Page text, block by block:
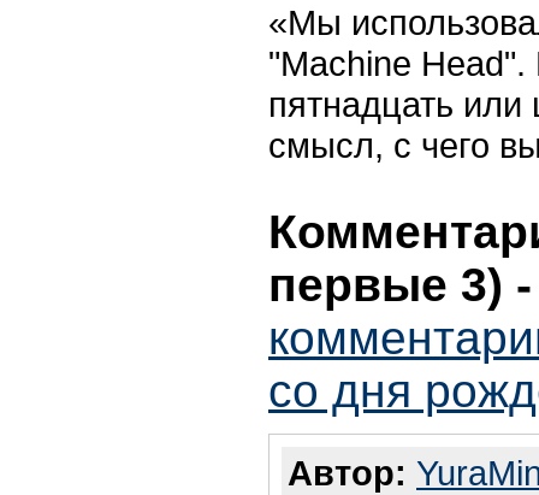
«Мы
"Machine
пятнадцать или
смысл, с чего
первые 3)
со дня
Автор: